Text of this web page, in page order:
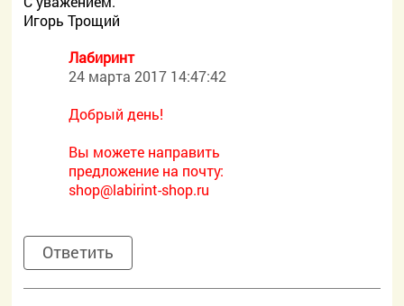
Игорь Трощий
Лабиринт
24 марта 2017 14:47:42
Добрый день!
Вы можете направить
предложение на почту:
shop@labirint-shop.ru
Ответить